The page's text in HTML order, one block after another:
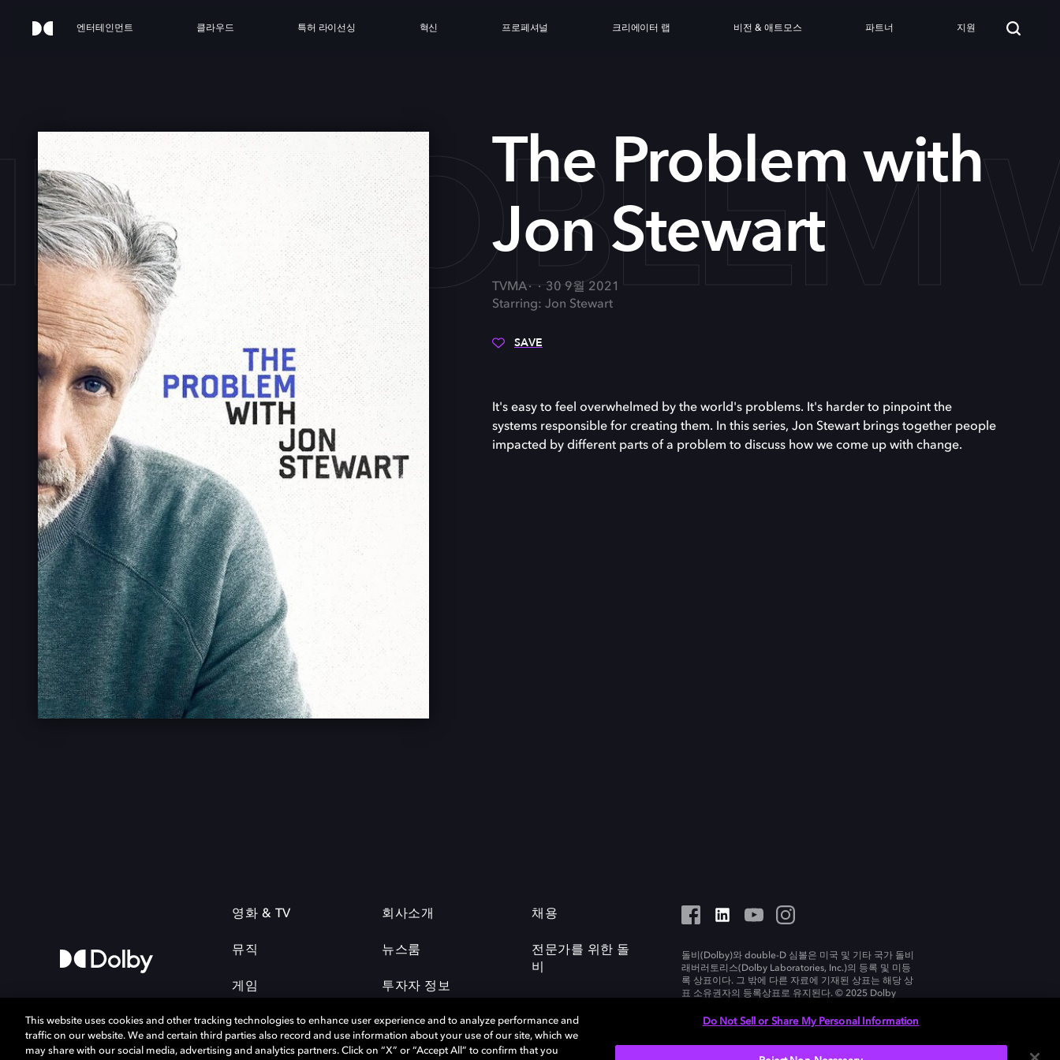
엔터테인먼트 클라우드 특허 라이선싱 혁신 프로페셔널 크리에이터 랩 비전 & 애트모스 파트너 지원
PROBLEM
The Problem with
Jon Stewart
TVMA
30 9월 2021
Starring: Jon Stewart
SAVE
It's easy to feel overwhelmed by the world's problems. It's harder to pinpoint the
systems responsible for creating them. In this series, Jon Stewart brings together people
impacted by different parts of a problem to discuss how we come up with change.
영화 & TV
뮤직
게임
회사소개
뉴스룸
투자자 정보
채용
전문가를 위한 돌
비
돌비(Dolby)와 double-D 심볼은 미국 및 기타 국가 돌비
래버러토리스(Dolby Laboratories, Inc.)의 등록 및 미등
록 상표이다. 그 밖에 다른 자료에 기재된 상표는 해당 상
표 소유권자의 등록상표로 유지된다. © 2025 Dolby
This website uses cookies and other tracking technologies to enhance user experience and to analyze performance and
traffic on our website. We and certain third parties also record and use information about your use of our site, which we
may share with our social media, advertising and analytics partners. Click on “X” or “Accept All” to confirm that you
Do Not Sell or Share My Personal Information